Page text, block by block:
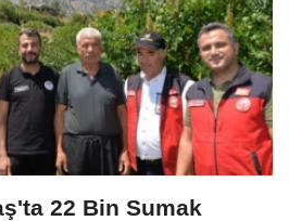
22 Bin Sumak